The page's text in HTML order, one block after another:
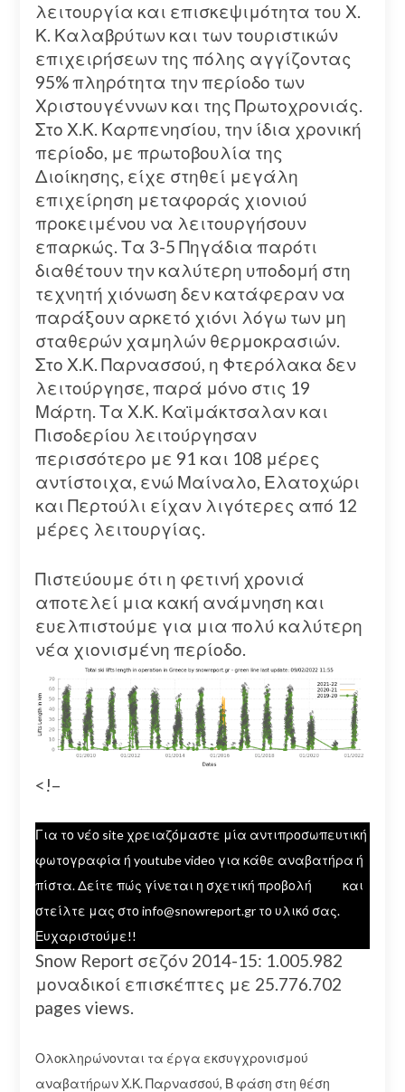
λειτουργία και επισκεψιμότητα του Χ.
Κ. Καλαβρύτων και των τουριστικών
επιχειρήσεων της πόλης αγγίζοντας
95% πληρότητα την περίοδο των
Χριστουγέννων και της Πρωτοχρονιάς.
Στο Χ.Κ. Καρπενησίου, την ίδια χρονική
περίοδο, με πρωτοβουλία της
Διοίκησης, είχε στηθεί μεγάλη
επιχείρηση μεταφοράς χιονιού
προκειμένου να λειτουργήσουν
επαρκώς. Τα 3-5 Πηγάδια παρότι
διαθέτουν την καλύτερη υποδομή στη
τεχνητή χιόνωση δεν κατάφεραν να
παράξουν αρκετό χιόνι λόγω των μη
σταθερών χαμηλών θερμοκρασιών.
Στο Χ.Κ. Παρνασσού, η Φτερόλακα δεν
λειτούργησε, παρά μόνο στις 19
Μάρτη. Τα Χ.Κ. Καϊμάκτσαλαν και
Πισοδερίου λειτούργησαν
περισσότερο με 91 και 108 μέρες
αντίστοιχα, ενώ Μαίναλο, Ελατοχώρι
και Περτούλι είχαν λιγότερες από 12
μέρες λειτουργίας.
Πιστεύουμε ότι η φετινή χρονιά
αποτελεί μια κακή ανάμνηση και
ευελπιστούμε για μια πολύ καλύτερη
νέα χιονισμένη περίοδο.
<!–
Για το νέο site χρειαζόμαστε μία αντιπροσωπευτική
φωτογραφία ή youtube video για κάθε αναβατήρα ή
πίστα. Δείτε πώς γίνεται η σχετική προβολή
και
στείλτε μας στο info@snowreport.gr το υλικό σας.
Ευχαριστούμε!!
Snow Report σεζόν 2014-15: 1.005.982
μοναδικοί επισκέπτες με 25.776.702
pages views.
Ολοκληρώνονται τα έργα εκσυγχρονισμού
αναβατήρων Χ.Κ. Παρνασσού, Β φάση στη θέση